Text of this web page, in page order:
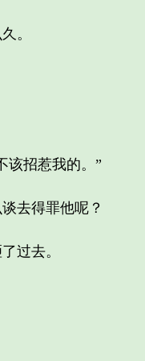
。
招惹我的。”
去得罪他呢？
过去。